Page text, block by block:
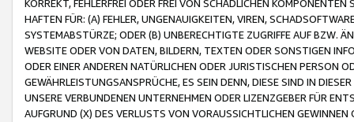
KORREKT, FEHLERFREI ODER FREI VON SCHÄDLICHEN
HAFTEN FÜR: (A) FEHLER, UNGENAUIGKEITEN, VIREN,
SYSTEMABSTÜRZE; ODER (B) UNBERECHTIGTE ZUGRIFFE AUF BZW.
WEBSITE ODER VON DATEN, BILDERN, TEXTEN ODER SONSTIGEN
ODER EINER ANDEREN NATÜRLICHEN ODER JURISTISCHEN PERSON
GEWÄHRLEISTUNGSANSPRÜCHE, ES SEIN DENN, DIESE SIND IN
UNSERE VERBUNDENEN UNTERNEHMEN ODER LIZENZGEBER FÜR
AUFGRUND (X) DES VERLUSTS VON VORAUSSICHTLICHEN